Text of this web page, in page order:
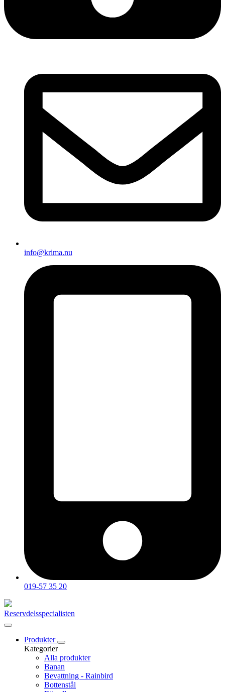
info@krima.nu
019-57 35 20
Reservdelsspecialisten
Produkter
Kategorier
Alla produkter
Banan
Bevattning - Rainbird
Bottenstål